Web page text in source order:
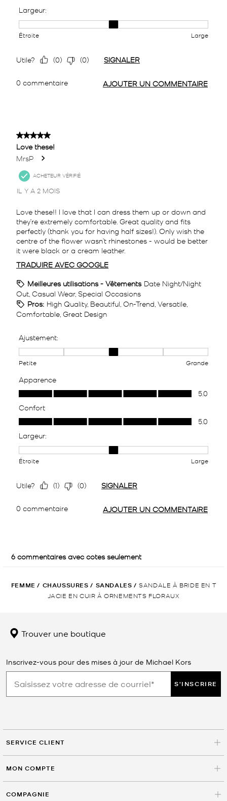
FEMME / CHAUSSURES / SANDALES / SANDALE À BRIDE EN T
JACIE EN CUIR À ORNEMENTS FLORAUX
Trouver une boutique
Inscrivez-vous pour des mises à jour de Michael Kors
S'INSCRIRE
SERVICE CLIENT
MON COMPTE
COMPAGNIE